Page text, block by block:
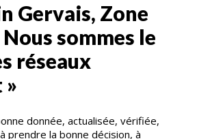
Gervais, Zone
Nous sommes le
réseaux
donnée, actualisée, vérifiée,
prendre la bonne décision, à